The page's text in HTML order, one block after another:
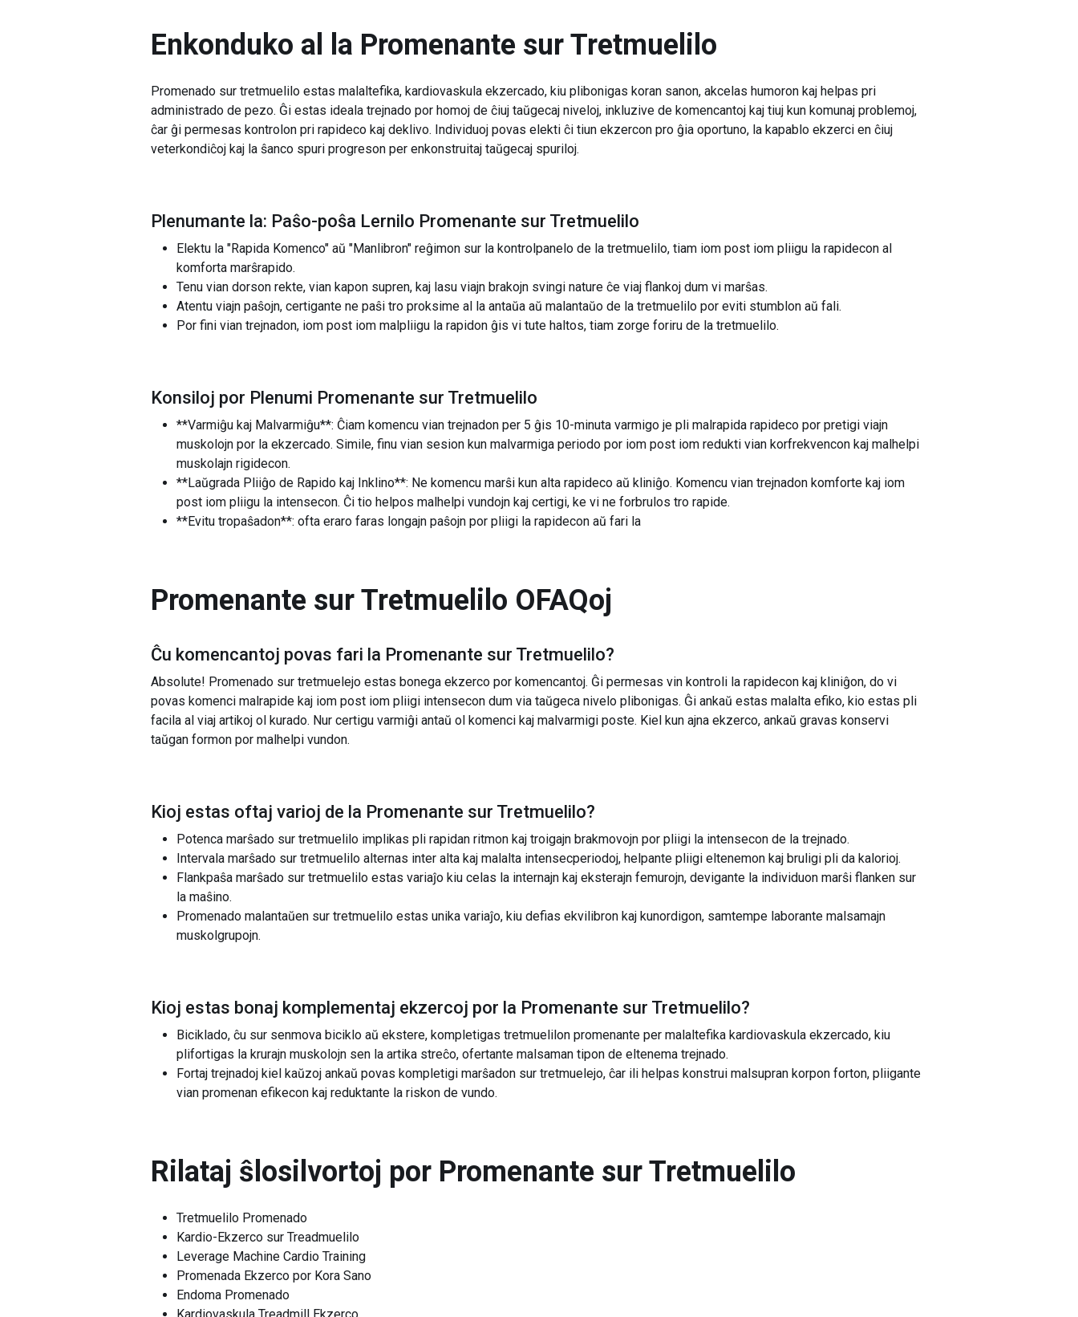
Enkonduko al la Promenante sur Tretmuelilo
Promenado sur tretmuelilo estas malaltefika, kardiovaskula ekzercado, kiu plibonigas koran sanon, akcelas humoron kaj helpas pri
administrado de pezo. Ĝi estas ideala trejnado por homoj de ĉiuj taŭgecaj niveloj, inkluzive de komencantoj kaj tiuj kun komunaj problemoj,
ĉar ĝi permesas kontrolon pri rapideco kaj deklivo. Individuoj povas elekti ĉi tiun ekzercon pro ĝia oportuno, la kapablo ekzerci en ĉiuj
veterkondiĉoj kaj la ŝanco spuri progreson per enkonstruitaj taŭgecaj spuriloj.
Plenumante la: Paŝo-poŝa Lernilo Promenante sur Tretmuelilo
Elektu la "Rapida Komenco" aŭ "Manlibron" reĝimon sur la kontrolpanelo de la tretmuelilo, tiam iom post iom pliigu la rapidecon al
komforta marŝrapido.
Tenu vian dorson rekte, vian kapon supren, kaj lasu viajn brakojn svingi nature ĉe viaj flankoj dum vi marŝas.
Atentu viajn paŝojn, certigante ne paŝi tro proksime al la antaŭa aŭ malantaŭo de la tretmuelilo por eviti stumblon aŭ fali.
Por fini vian trejnadon, iom post iom malpliigu la rapidon ĝis vi tute haltos, tiam zorge foriru de la tretmuelilo.
Konsiloj por Plenumi Promenante sur Tretmuelilo
**Varmiĝu kaj Malvarmiĝu**: Ĉiam komencu vian trejnadon per 5 ĝis 10-minuta varmigo je pli malrapida rapideco por pretigi viajn
muskolojn por la ekzercado. Simile, finu vian sesion kun malvarmiga periodo por iom post iom redukti vian korfrekvencon kaj malhelpi
muskolajn rigidecon.
**Laŭgrada Pliiĝo de Rapido kaj Inklino**: Ne komencu marŝi kun alta rapideco aŭ kliniĝo. Komencu vian trejnadon komforte kaj iom
post iom pliigu la intensecon. Ĉi tio helpos malhelpi vundojn kaj certigi, ke vi ne forbrulos tro rapide.
**Evitu tropaŝadon**: ofta eraro faras longajn paŝojn por pliigi la rapidecon aŭ fari la
Promenante sur Tretmuelilo OFAQoj
Ĉu komencantoj povas fari la Promenante sur Tretmuelilo?
Absolute! Promenado sur tretmuelejo estas bonega ekzerco por komencantoj. Ĝi permesas vin kontroli la rapidecon kaj kliniĝon, do vi
povas komenci malrapide kaj iom post iom pliigi intensecon dum via taŭgeca nivelo plibonigas. Ĝi ankaŭ estas malalta efiko, kio estas pli
facila al viaj artikoj ol kurado. Nur certigu varmiĝi antaŭ ol komenci kaj malvarmigi poste. Kiel kun ajna ekzerco, ankaŭ gravas konservi
taŭgan formon por malhelpi vundon.
Kioj estas oftaj varioj de la Promenante sur Tretmuelilo?
Potenca marŝado sur tretmuelilo implikas pli rapidan ritmon kaj troigajn brakmovojn por pliigi la intensecon de la trejnado.
Intervala marŝado sur tretmuelilo alternas inter alta kaj malalta intensecperiodoj, helpante pliigi eltenemon kaj bruligi pli da kalorioj.
Flankpaŝa marŝado sur tretmuelilo estas variaĵo kiu celas la internajn kaj eksterajn femurojn, devigante la individuon marŝi flanken sur
la maŝino.
Promenado malantaŭen sur tretmuelilo estas unika variaĵo, kiu defias ekvilibron kaj kunordigon, samtempe laborante malsamajn
muskolgrupojn.
Kioj estas bonaj komplementaj ekzercoj por la Promenante sur Tretmuelilo?
Biciklado, ĉu sur senmova biciklo aŭ ekstere, kompletigas tretmuelilon promenante per malaltefika kardiovaskula ekzercado, kiu
plifortigas la krurajn muskolojn sen la artika streĉo, ofertante malsaman tipon de eltenema trejnado.
Fortaj trejnadoj kiel kaŭzoj ankaŭ povas kompletigi marŝadon sur tretmuelejo, ĉar ili helpas konstrui malsupran korpon forton, pliigante
vian promenan efikecon kaj reduktante la riskon de vundo.
Rilataj ŝlosilvortoj por Promenante sur Tretmuelilo
Tretmuelilo Promenado
Kardio-Ekzerco sur Treadmuelilo
Leverage Machine Cardio Training
Promenada Ekzerco por Kora Sano
Endoma Promenado